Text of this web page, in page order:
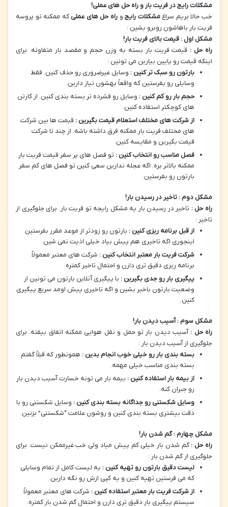
مشکلات رایج در فریت بار و راه حل های عملی!
خب حالا بریم سراغمشکلات رایجو راه حل های عملی که ممکنه تو پروسه
فریت بار باهاشون روبرو بشین :
مشکل اول : قیمت بالای فریت بار!
راه حل : قیمت فریت بار بسته به وزن حجم و مقصد بار متفاوته. برای
اینکه قیمت رو پایین بیارین می تونین :
بارتون رو سبک تر کنین : وسایل غیرضروری رو حذف کنین. فقط
وسایلی رو بفرستین که واقعاً بهشون نیاز دارین.
حجم بار رو کم کنین : وسایل رو فشرده تر بسته بندی کنین. از کارتن
های کوچکتر استفاده کنین.
از شرکت های مختلف استعلام قیمت بگیرین : قیمت ها بین شرکت
های مختلف فریت بار ممکنه فرق داشته باشه. از چند تا شرکت
قیمت بگیرین و مقایسه کنین.
فصل مناسب رو انتخاب کنین : تو فصل های پر سفر قیمت فریت بار
ممکنه بالاتر بره. اگه عجله ندارین سعی کنین تو فصل های کم سفر
بارتون رو بفرستین.
مشکل دوم : تاخیر در رسیدن بار!
راه حل : تاخیر در رسیدن بار یه مشکل رایجه تو فریت بار. برای جلوگیری از
تاخیر :
از قبل برنامه ریزی کنین : بارتون رو زودتر از موعد مقرر بفرستین.
اینجوری اگه تاخیری هم پیش بیاد خیلی اذیت نمی شین.
شرکت فریت بار معتبر انتخاب کنین : شرکت های معتبر معمولاً
برنامه ریزی دقیق تری دارن و احتمال تاخیر کمتره.
پیگیری بار رو جدی بگیرین : با پیگیری آنلاین بارتون می تونین از
وضعیت بارتون باخبر بشین و اگه تاخیری پیش اومد سریع پیگیری
کنین.
مشکل سوم : آسیب دیدن بار!
راه حل :آسیب دیدن بار تو حمل و نقل هوایی ممکنه اتفاق بیفته. برای
جلوگیری از آسیب دیدن بار :
بسته بندی بار رو خیلی خوب انجام بدین : همونطور که قبلاً گفتم
بسته بندی مناسب خیلی مهمه.
از بیمه بار استفاده کنین : بیمه بار می تونه خسارت آسیب دیدن بار
رو جبران کنه.
وسایل شکستنی رو جداگانه بسته بندی کنین : وسایل شکستنی رو با
دقت بیشتری بسته بندی کنین و روشون علامت “شکستنی” بزنین.
مشکل چهارم : گم شدن بار!
راه حل :گم شدن بار خیلی کم پیش میاد ولی خب غیرممکن نیست. برای
جلوگیری از گم شدن بار :
لیست دقیق بارتون رو تهیه کنین : یه لیست کامل از تمام وسایلی
که می فرستین تهیه کنین و یه کپی ازش رو نگه دارین.
از شرکت فریت بار معتبر استفاده کنین : شرکت های معتبر معمولاً
سیستم پیگیری بار دقیق تری دارن و احتمال گم شدن بار کمتره.